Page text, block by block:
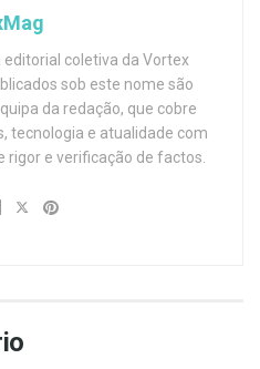
coletiva da Vortex
sob este nome são
da redação, que cobre
tecnologia e atualidade com
e verificação de factos.